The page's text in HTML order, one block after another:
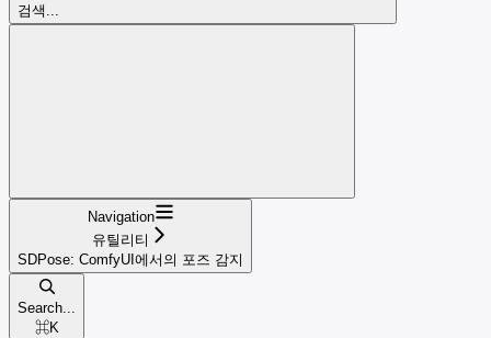
검색...
Navigation
유틸리티
SDPose: ComfyUI에서의 포즈 감지
Search...
⌘K